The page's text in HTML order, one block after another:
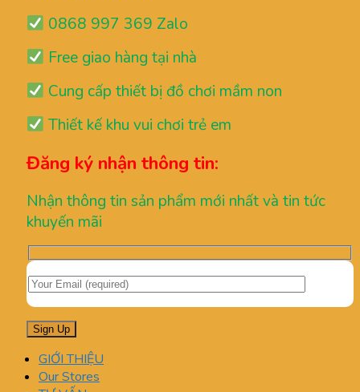
0868 997 369 Zalo
Free giao hàng tại nhà
Cung cấp thiết bị đồ chơi mầm non
Thiết kế khu vui chơi trẻ em
Đăng ký nhận thông tin:
Nhận thông tin sản phẩm mới nhất và tin tức
khuyến mãi
GIỚI THIỆU
Our Stores